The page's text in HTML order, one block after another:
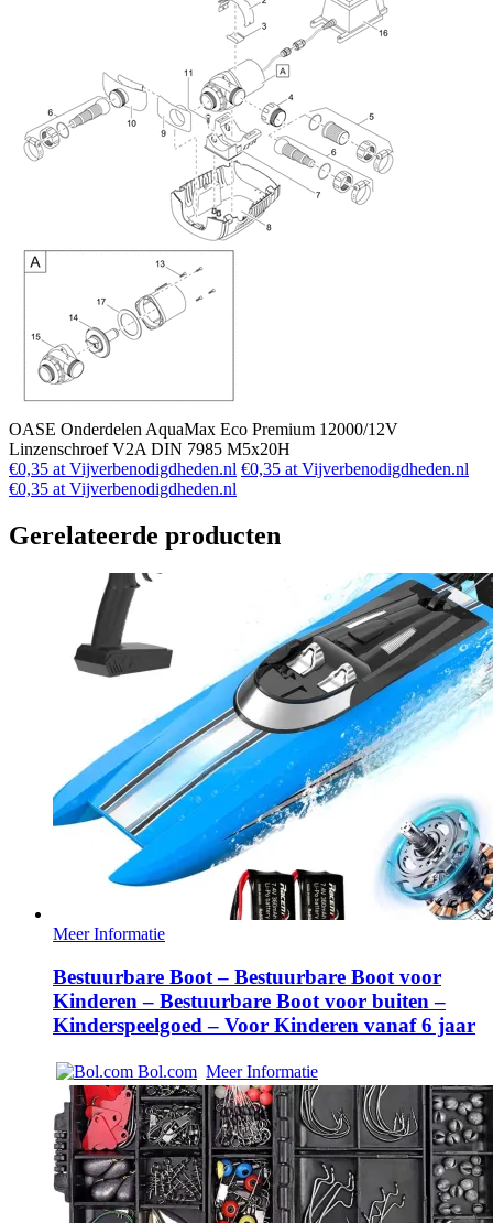
OASE Onderdelen AquaMax Eco Premium 12000/12V
Linzenschroef V2A DIN 7985 M5x20H
€0,35 at Vijverbenodigdheden.nl €0,35 at Vijverbenodigdheden.nl
€0,35 at Vijverbenodigdheden.nl
Gerelateerde producten
Meer Informatie
Bestuurbare Boot – Bestuurbare Boot voor
Kinderen – Bestuurbare Boot voor buiten –
Kinderspeelgoed – Voor Kinderen vanaf 6 jaar
Bol.com Meer Informatie